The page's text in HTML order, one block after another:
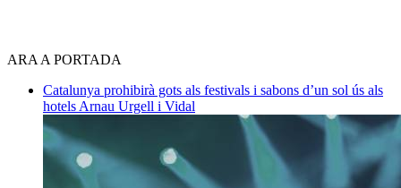
ARA A PORTADA
Catalunya prohibirà gots als festivals i sabons d’un sol ús als
hotels Arnau Urgell i Vidal